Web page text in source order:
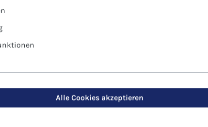
von sozialen Einrichtungen,
Alle Cookies akzeptieren